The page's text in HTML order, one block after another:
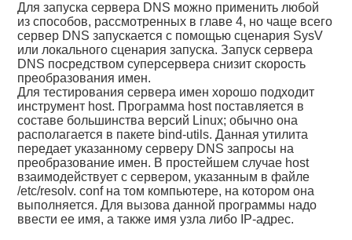
Для запуска сервера DNS можно применить любой
из способов, рассмотренных в главе 4, но чаще всего
сервер DNS запускается с помощью сценария SysV
или локального сценария запуска. Запуск сервера
DNS посредством суперсервера снизит скорость
преобразования имен.
Для тестирования сервера имен хорошо подходит
инструмент host. Программа host поставляется в
составе большинства версий Linux; обычно она
располагается в пакете bind-utils. Данная утилита
передает указанному серверу DNS запросы на
преобразование имен. В простейшем случае host
взаимодействует с сервером, указанным в файле
/etc/resolv. conf на том компьютере, на котором она
выполняется. Для вызова данной программы надо
ввести ее имя, а также имя узла либо IP-адрес.